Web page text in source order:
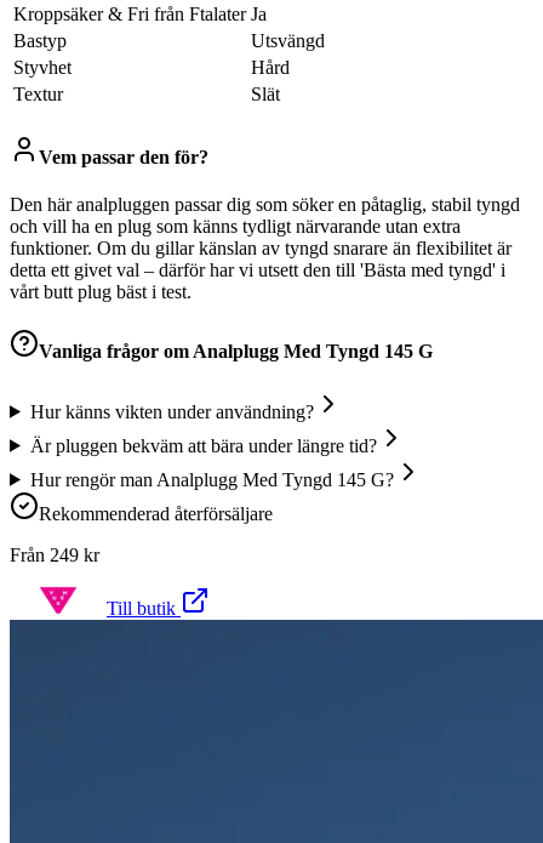
Kroppsäker & Fri från Ftalater Ja
Bastyp
Utsvängd
Styvhet
Hård
Textur
Slät
Vem passar den för?
Den här analpluggen passar dig som söker en påtaglig, stabil tyngd
och vill ha en plug som känns tydligt närvarande utan extra
funktioner. Om du gillar känslan av tyngd snarare än flexibilitet är
detta ett givet val – därför har vi utsett den till 'Bästa med tyngd' i
vårt butt plug bäst i test.
Vanliga frågor omAnalplugg Med Tyngd 145 G
Hur känns vikten under användning?
Är pluggen bekväm att bära under längre tid?
Hur rengör man Analplugg Med Tyngd 145 G?
Rekommenderad återförsäljare
Från 249 kr
Till butik